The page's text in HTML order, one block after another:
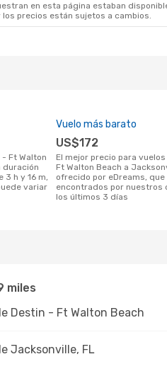
en esta página estaban
precios están sujetos a cambios.
duración
3 h y 16 m,
variar
Vuelo más barato
US$172
El mejor precio para vuelos de Destin -
Ft Walton Beach a
ofrecido por eDreams, que
encontrados por nuestros
los últimos 3 días
miles
Destin - Ft Walton Beach
Jacksonville, FL